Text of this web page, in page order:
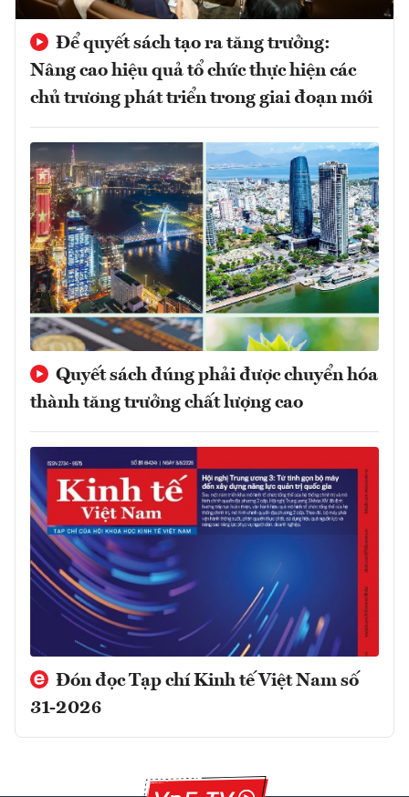
Để quyết sách tạo ra tăng trưởng:
Nâng cao hiệu quả tổ chức thực hiện các
chủ trương phát triển trong giai đoạn mới
Quyết sách đúng phải được chuyển hóa
thành tăng trưởng chất lượng cao
Đón đọc Tạp chí Kinh tế Việt Nam số
31-2026